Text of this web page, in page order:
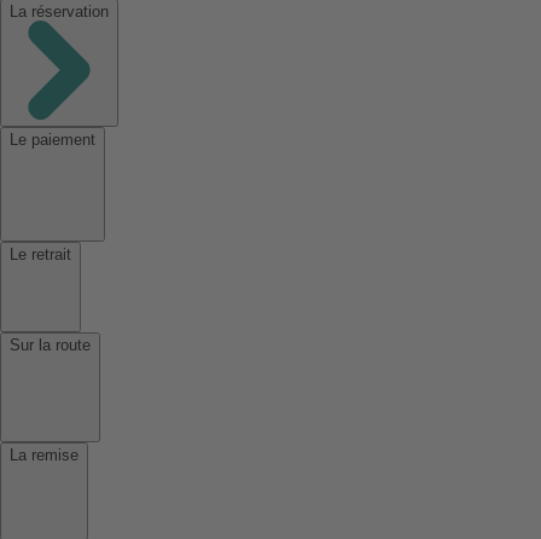
La réservation
Le paiement
Le retrait
Sur la route
La remise